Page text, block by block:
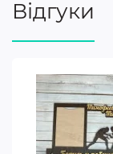
Відгуки